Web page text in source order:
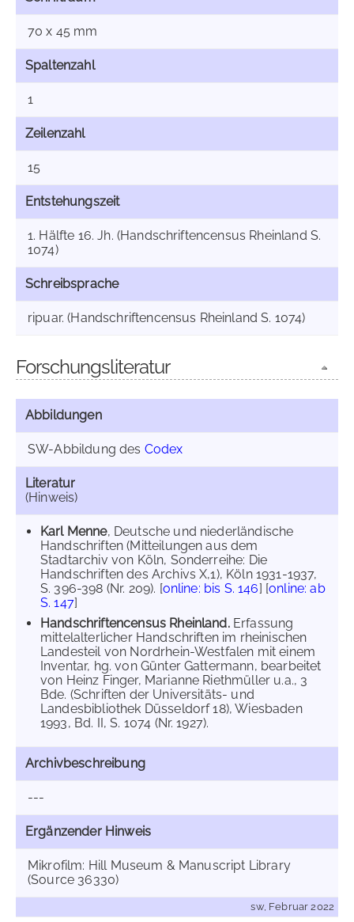
70 x 45 mm
Spaltenzahl
1
Zeilenzahl
15
Entstehungszeit
1. Hälfte 16. Jh. (Handschriftencensus Rheinland S.
1074)
Schreibsprache
ripuar. (Handschriftencensus Rheinland S. 1074)
Forschungsliteratur
Abbildungen
SW-Abbildung des Codex
Literatur
(Hinweis)
Karl Menne, Deutsche und niederländische
Handschriften (Mitteilungen aus dem
Stadtarchiv von Köln, Sonderreihe: Die
Handschriften des Archivs X,1), Köln 1931-1937,
S. 396-398 (Nr. 209). [online: bis S. 146] [online: ab
S. 147]
Handschriftencensus Rheinland.Erfassung
mittelalterlicher Handschriften im rheinischen
Landesteil von Nordrhein-Westfalen mit einem
Inventar, hg. von Günter Gattermann, bearbeitet
von Heinz Finger, Marianne Riethmüller u.a., 3
Bde. (Schriften der Universitäts- und
Landesbibliothek Düsseldorf 18), Wiesbaden
1993, Bd. II, S. 1074 (Nr. 1927).
Archivbeschreibung
---
Ergänzender Hinweis
Mikrofilm: Hill Museum & Manuscript Library
(Source 36330)
sw, Februar 2022